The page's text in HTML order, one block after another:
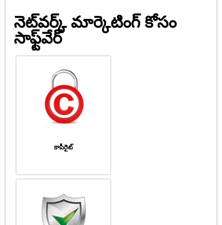
నెట్‌వర్క్ మార్కెటింగ్ కోసం
సాఫ్ట్‌వేర్
కాపీరైట్